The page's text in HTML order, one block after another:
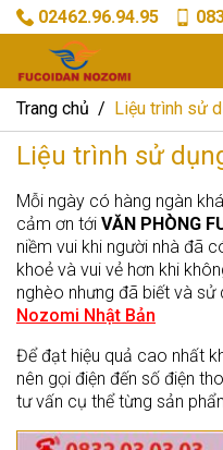
02462.96.94.95
Trang chủ Liệu trình sử
Liệu trình sử
Mỗi ngày có hàng ngàn
cảm ơn tới VĂN PHÒNG
niềm vui khi người nhà đã
khoẻ và vui vẻ hơn khi
nghèo nhưng đã biết và
Nozomi Nhật Bản
Để đạt hiệu quả cao nhất
nên gọi điện đến số điện
tư vấn cụ thể từng sản